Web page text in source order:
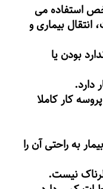
استفاده می
بیماری و
بودن یا
دارد.
کار کاملا
به راحتی آن را
نیست.